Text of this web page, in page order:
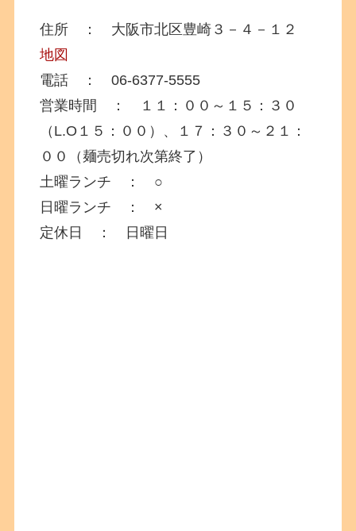
住所 ： 大阪市北区豊崎３－４－１２
地図
電話 ： 06-6377-5555
営業時間 ： １１：００～１５：３０
（L.O１５：００）、１７：３０～２１：
００（麺売切れ次第終了）
土曜ランチ ： ○
日曜ランチ ： ×
定休日 ： 日曜日